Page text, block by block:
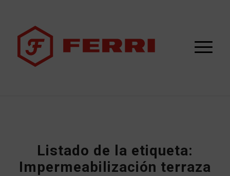
Listado de la etiqueta:
Impermeabilización terraza